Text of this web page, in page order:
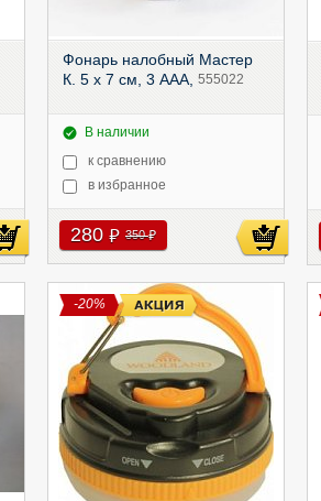
Фонарь налобный Мастер
К. 5 х 7 см, 3 AAA, 555022
В наличии
к сравнению
в избранное
280 руб 350руб
-20%